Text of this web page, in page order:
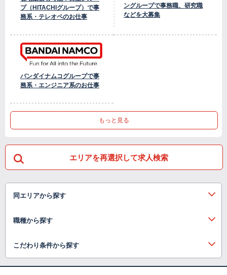
プ（HITACHIグループ）で事
務系・テレオペのお仕事
ングループで事務職、研究職
などを大募集
バンダイナムコグループで事
務系・エンジニア系のお仕事
もっと見る
エリアを再選択して求人検索
同エリアから探す
職種から探す
こだわり条件から探す